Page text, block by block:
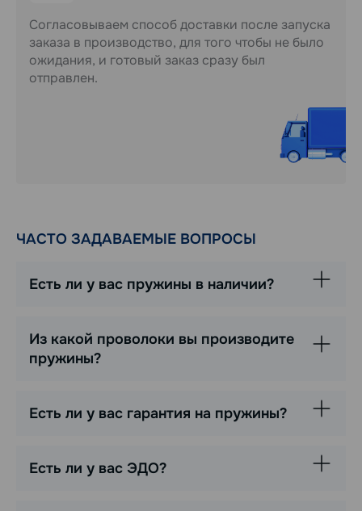
Согласовываем способ доставки после запуска
заказа в производство, для того чтобы не было
ожидания, и готовый заказ сразу был
отправлен.
ЧАСТО ЗАДАВАЕМЫЕ ВОПРОСЫ
Есть ли у вас пружины в наличии?
Из какой проволоки вы производите
пружины?
Есть ли у вас гарантия на пружины?
Есть ли у вас ЭДО?